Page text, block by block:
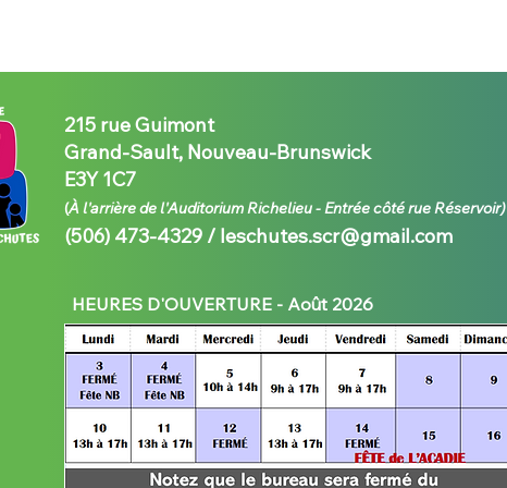
215 rue Guimont
Grand-Sault, Nouveau-Brunswick
E3Y 1C7
(À l'arrière de l'Auditorium Richelieu - Entrée côté rue Réservoir)
(506) 473-4329 / leschutes.scr@gmail.com
HEURES D'OUVERTURE - Août 2026